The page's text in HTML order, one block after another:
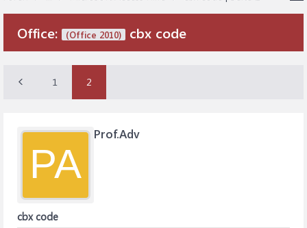
Office: (Office 2010) cbx code
1 2
PA
Prof.Adv
cbx code